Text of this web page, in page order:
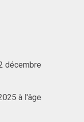
décembre
à l'âge